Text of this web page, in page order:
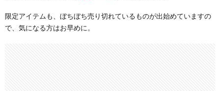
限定アイテムも、ぼちぼち売り切れているものが出始めていますの
で、気になる方はお早めに。